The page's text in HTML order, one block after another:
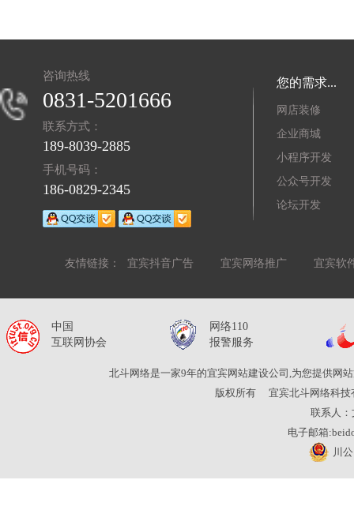
咨询热线
0831-5201666
联系方式：
189-8039-2885
手机号码：
186-0829-2345
您的需求...
网店装修
企业商城
小程序开发
公众号开发
论坛开发
友情链接： 宜宾抖音广告 宜宾网络推广 宜宾软
中国
互联网协会
网络110
报警服务
北斗网络是一家9年的宜宾网站建设公司,为您提供网
版权所有
宜宾北斗网络科技
联系人：
电子邮箱
川